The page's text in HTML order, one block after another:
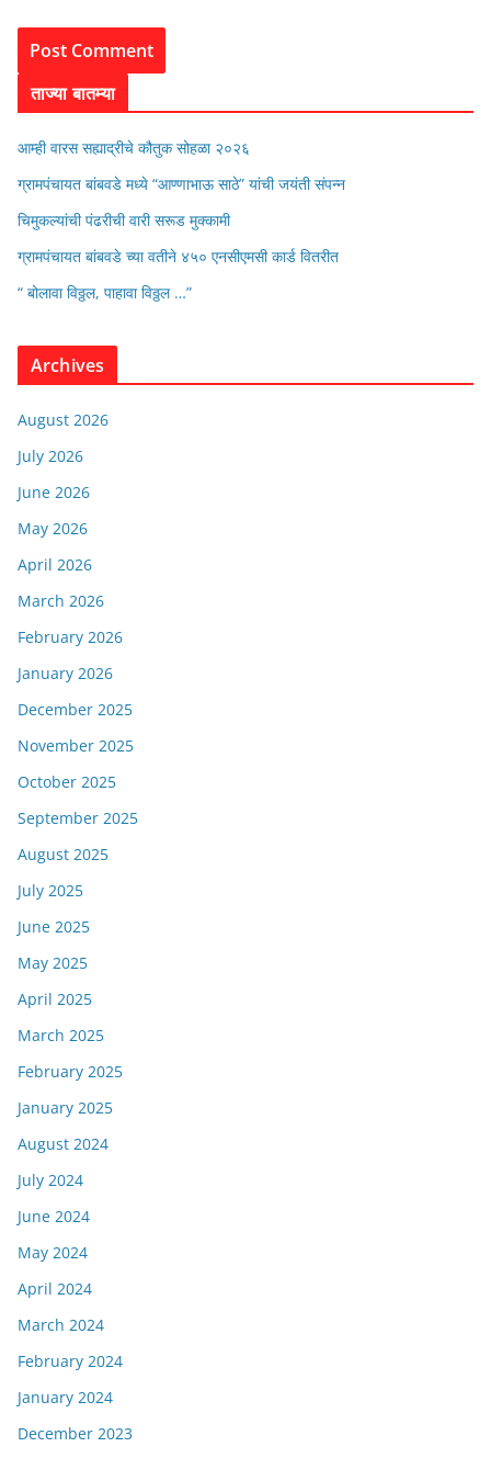
ताज्या बातम्या
आम्ही वारस सह्याद्रीचे कौतुक सोहळा २०२६
ग्रामपंचायत बांबवडे मध्ये “आण्णाभाऊ साठे” यांची जयंती संपन्न
चिमुकल्यांची पंढरीची वारी सरूड मुक्कामी
ग्रामपंचायत बांबवडे च्या वतीने ४५० एनसीएमसी कार्ड वितरीत
“ बोलावा विठ्ठल, पाहावा विठ्ठल …”
Archives
August 2026
July 2026
June 2026
May 2026
April 2026
March 2026
February 2026
January 2026
December 2025
November 2025
October 2025
September 2025
August 2025
July 2025
June 2025
May 2025
April 2025
March 2025
February 2025
January 2025
August 2024
July 2024
June 2024
May 2024
April 2024
March 2024
February 2024
January 2024
December 2023